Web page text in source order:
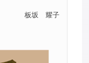
板坂 耀子